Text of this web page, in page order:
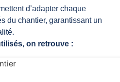
d’adapter chaque
du chantier, garantissant un
on retrouve :